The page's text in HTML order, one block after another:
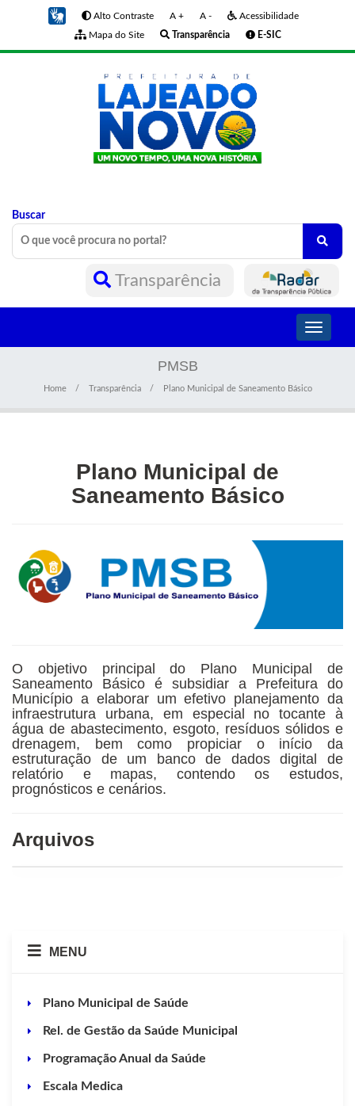
Alto Contraste A + A -
Acessibilidade
Mapa do Site
Transparência E-SIC
Buscar
Transparência
Toggle
PMSB
Home Transparência Plano Municipal de Saneamento Básico
Plano Municipal de
Saneamento Básico
O objetivo principal do Plano Municipal de
Saneamento Básico é subsidiar a Prefeitura do
Município a elaborar um efetivo planejamento da
infraestrutura urbana, em especial no tocante à
água de abastecimento, esgoto, resíduos sólidos e
drenagem, bem como propiciar o início da
estruturação de um banco de dados digital de
relatório e mapas, contendo os estudos,
prognósticos e cenários.
Arquivos
MENU
Plano Municipal de Saúde
Rel. de Gestão da Saúde Municipal
Programação Anual da Saúde
Escala Medica